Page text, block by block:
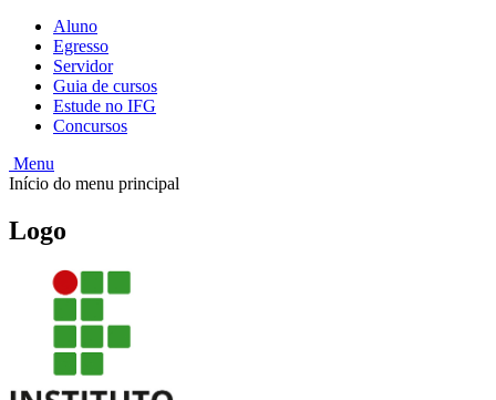
Aluno
Egresso
Servidor
Guia de cursos
Estude no IFG
Concursos
Menu
Início do menu principal
Logo